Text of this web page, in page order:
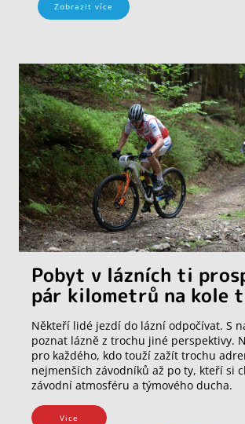
Zobrazit více
Pobyt v lázních ti
pár kilometrů na kole
Někteří lidé jezdí do lázní odpočívat. S
poznat lázně z trochu jiné perspektivy.
pro každého, kdo touží zažít trochu
nejmenších závodníků až po ty, kteří si
závodní atmosféru a týmového ducha.
Vice